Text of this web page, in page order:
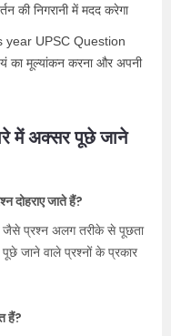
की निगरानी में मदद करेगा
year UPSC Question
का मूल्यांकन करना और अपनी
में अक्सर पूछे जाने
दोहराए जाते हैं?
जैसे प्रश्न अलग तरीके से पूछता
जाने वाले प्रश्नों के प्रकार
हैं?